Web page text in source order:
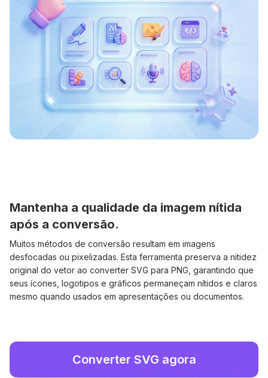
Mantenha a qualidade da imagem nítida
após a conversão.
Muitos métodos de conversão resultam em imagens
desfocadas ou pixelizadas. Esta ferramenta preserva a nitidez
original do vetor ao converter SVG para PNG, garantindo que
seus ícones, logotipos e gráficos permaneçam nítidos e claros
mesmo quando usados em apresentações ou documentos.
Converter SVG agora